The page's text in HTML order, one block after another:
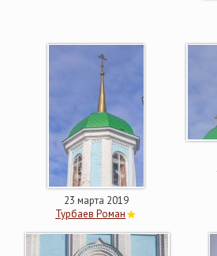
23 марта 2019
Турбаев Роман